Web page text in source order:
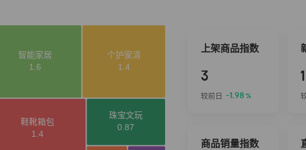
上架商品指数
3
较前日 -1.98 %
商品销量指数